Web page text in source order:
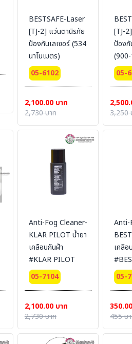
BESTSAFE-Laser
[TJ-2] แว่นตานิรภัย
ป้องกันเลเซอร์ (534
นาโนเมตร)
05-6102
2,100.00 บาท
2,730 บาท
[TJ-
ป้องกั
เมตร)
05-
3,250
Anti-Fog Cleaner-
KLAR PILOT น้ำยา
เคลือบกันฝ้า
#KLAR PILOT
05-7104
2,100.00 บาท
2,730 บาท
Anti-Fog
เคลือ
05-
455 บ